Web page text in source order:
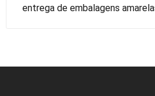
entrega de embalagens